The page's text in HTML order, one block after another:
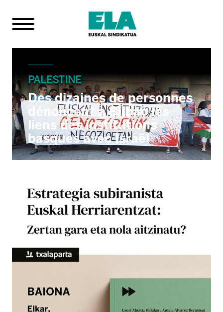
PALESTINE
Des dizaines de personnes
dénoncent à Bilbao les
liens des institutions
basques avec Israël